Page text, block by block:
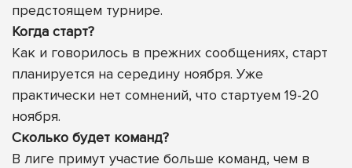
предстоящем турнире.
Когда старт?
Как и говорилось в прежних сообщениях, старт
планируется на середину ноября. Уже
практически нет сомнений, что стартуем 19-20
ноября.
Сколько будет команд?
В лиге примут участие больше команд, чем в